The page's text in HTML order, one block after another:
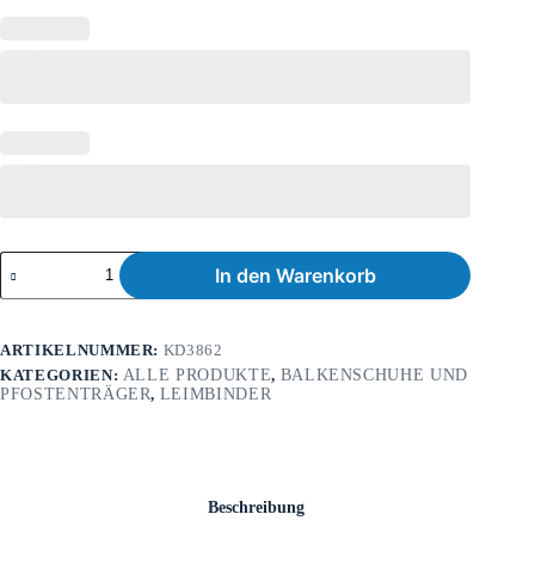
In den Warenkorb
ARTIKELNUMMER: KD3862
KATEGORIEN: ALLE PRODUKTE, BALKENSCHUHE UND
PFOSTENTRÄGER, LEIMBINDER
Beschreibung